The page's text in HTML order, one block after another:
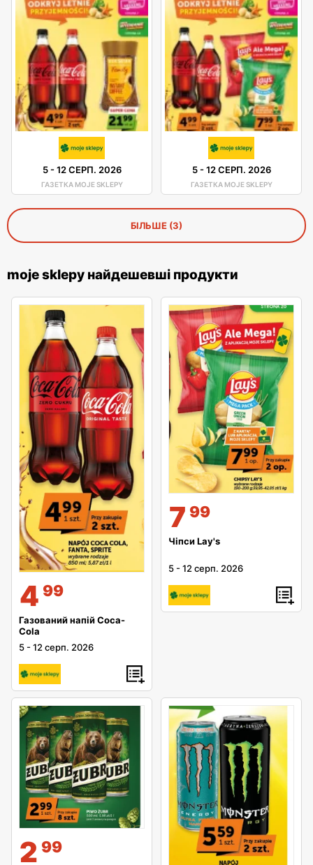
5-12 СЕРП. 2026
ГАЗЕТКА MOJE SKLEPY
5-12 СЕРП. 2026
ГАЗЕТКА MOJE SKLEPY
БІЛЬШЕ (3)
moje sklepy найдешевші продукти
4 99
Газований напій Coca-
Cola
5 -12 серп. 2026
7 99
Чіпси Lay's
5 -12 серп. 2026
2 99